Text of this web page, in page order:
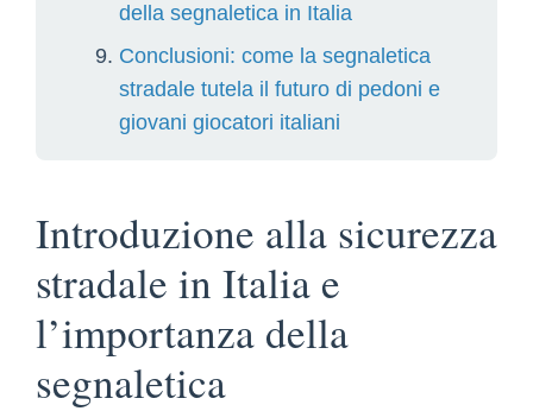
della segnaletica in Italia
Conclusioni: come la segnaletica
stradale tutela il futuro di pedoni e
giovani giocatori italiani
Introduzione alla sicurezza
stradale in Italia e
l’importanza della
segnaletica